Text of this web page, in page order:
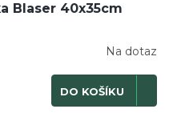
Blaser 40x35cm
Na dotaz
DO KOŠÍKU